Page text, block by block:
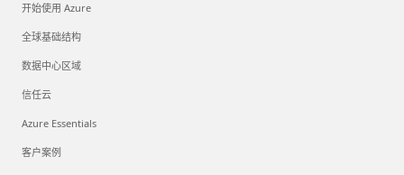
开始使用 Azure
全球基础结构
数据中心区域
信任云
Azure Essentials
客户案例